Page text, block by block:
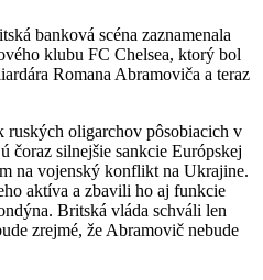
banková scéna zaznamenala
klubu FC Chelsea, ktorý bol
Romana Abramoviča a teraz
oligarchov pôsobiacich v
čoraz silnejšie sankcie Európskej
na vojenský konflikt na Ukrajine.
aktíva a zbavili ho aj funkcie
Britská vláda schváli len
zrejmé, že Abramovič nebude